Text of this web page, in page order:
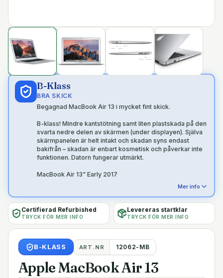
B-Klass
BRA SKICK
Begagnad MacBook Air 13 i mycket fint skick.
B-klass! Mindre kantstötning samt liten plastskada på den
svarta nedre delen av skärmen (under displayen). Själva
skärmpanelen är helt intakt och skadan syns endast
bakifrån – skadan är enbart kosmetisk och påverkar inte
funktionen. Datorn fungerar utmärkt.
MacBook Air 13" Early 2017
Mer info
Certifierad Refurbished
TRYCK FÖR MER INFO
Levereras startklar
TRYCK FÖR MER INFO
B-KLASS ART.NR 12062-MB
Apple MacBook Air 13